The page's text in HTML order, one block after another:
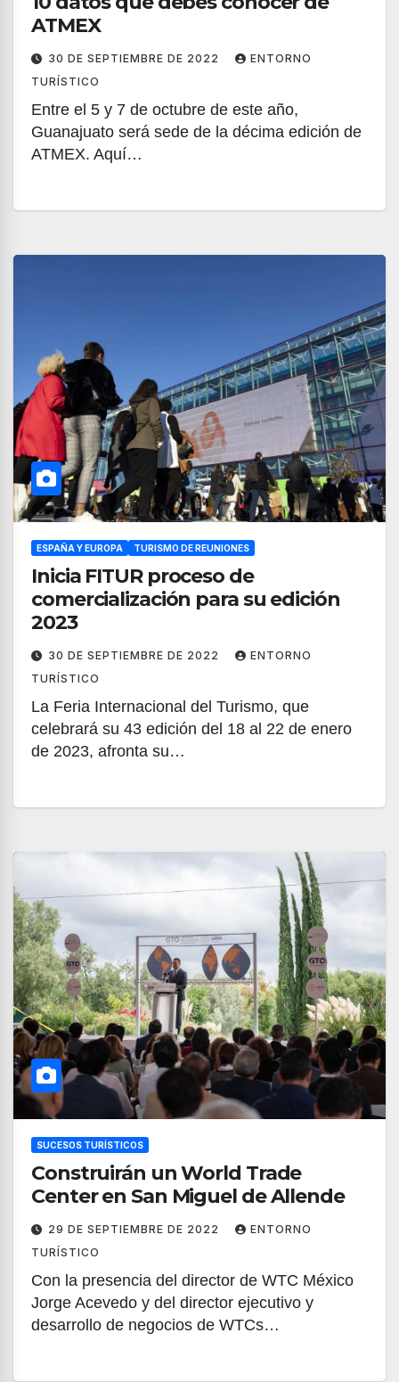
ATMEX
30 DE SEPTIEMBRE DE 2022
ENTORNO
TURÍSTICO
Entre el 5 y 7 de octubre de este año,
Guanajuato será sede de la décima edición de
ATMEX. Aquí…
ESPAÑA Y EUROPA TURISMO DE REUNIONES
Inicia FITUR proceso de
comercialización para su edición
2023
30 DE SEPTIEMBRE DE 2022
ENTORNO
TURÍSTICO
La Feria Internacional del Turismo, que
celebrará su 43 edición del 18 al 22 de enero
de 2023, afronta su…
SUCESOS TURÍSTICOS
Construirán un World Trade
Center en San Miguel de Allende
29 DE SEPTIEMBRE DE 2022
ENTORNO
TURÍSTICO
Con la presencia del director de WTC México
Jorge Acevedo y del director ejecutivo y
desarrollo de negocios de WTCs…